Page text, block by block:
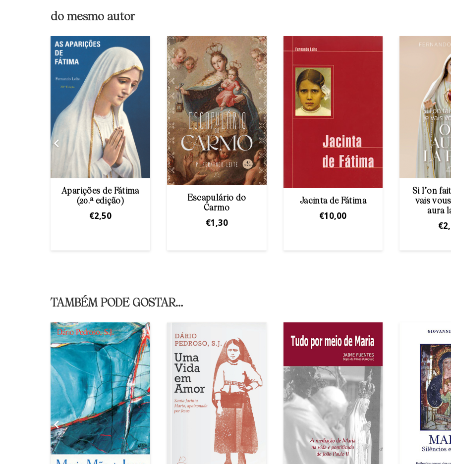
do mesmo autor
Aparições de Fátima
(20.ª edição)
€2,50
Escapulário do
Carmo
€1,30
Jacinta de Fátima
€10,00
Si l’on
vais
aura
€
TAMBÉM PODE GOSTAR…